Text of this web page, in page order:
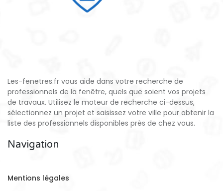
Les-fenetres.fr vous aide dans votre recherche de
professionnels de la fenêtre, quels que soient vos projets
de travaux. Utilisez le moteur de recherche ci-dessus,
sélectionnez un projet et saisissez votre ville pour obtenir la
liste des professionnels disponibles près de chez vous.
Navigation
Mentions légales